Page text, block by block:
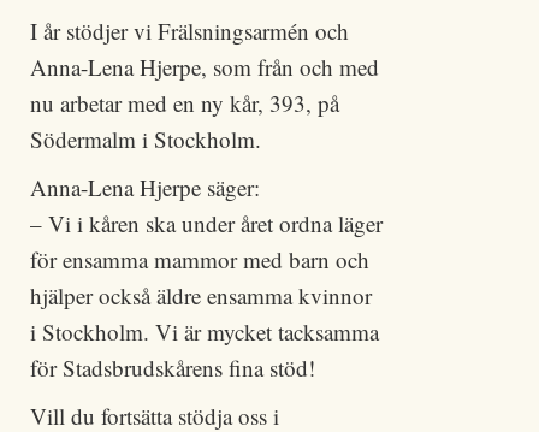
I år stödjer vi Frälsningsarmén och
Anna-Lena Hjerpe, som från och med
nu arbetar med en ny kår, 393, på
Södermalm i Stockholm.
Anna-Lena Hjerpe säger:
– Vi i kåren ska under året ordna läger
för ensamma mammor med barn och
hjälper också äldre ensamma kvinnor
i Stockholm. Vi är mycket tacksamma
för Stadsbrudskårens fina stöd!
Vill du fortsätta stödja oss i